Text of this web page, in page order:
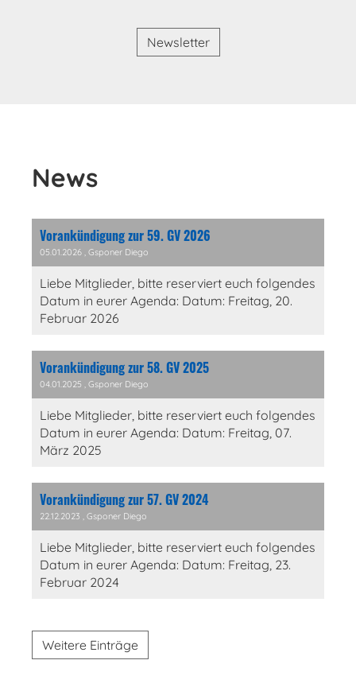
Newsletter
News
Vorankündigung zur 59. GV 2026
05.01.2026 , Gsponer Diego
Liebe Mitglieder, bitte reserviert euch folgendes
Datum in eurer Agenda: Datum: Freitag, 20.
Februar 2026
Vorankündigung zur 58. GV 2025
04.01.2025 , Gsponer Diego
Liebe Mitglieder, bitte reserviert euch folgendes
Datum in eurer Agenda: Datum: Freitag, 07.
März 2025
Vorankündigung zur 57. GV 2024
22.12.2023 , Gsponer Diego
Liebe Mitglieder, bitte reserviert euch folgendes
Datum in eurer Agenda: Datum: Freitag, 23.
Februar 2024
Weitere Einträge